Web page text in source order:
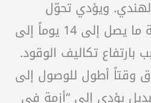
ويؤدي تحوّل
المسار هذا إلى إضافة ما يصل إلى 14 يوماً إلى
تكاليف الوقود.
وقتاً أطول للوصول إلى
يؤدي إلى “أزمة في